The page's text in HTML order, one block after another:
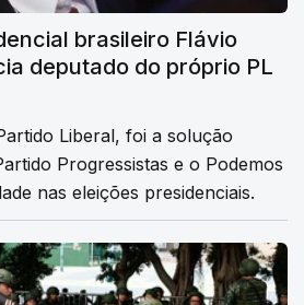
brasileiro Flávio
deputado do próprio PL
Liberal, foi a solução
Progressistas e o Podemos
nas eleições presidenciais.